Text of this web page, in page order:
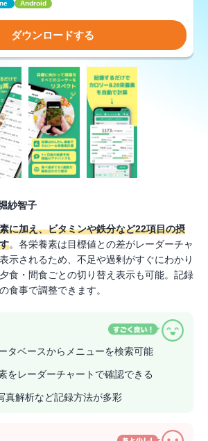
Android
ダウンロードする
紗智子
に加え、ビタミンや鉄分など22項目の摂
。各栄養素は目標値との差がレーダーチャ
示されるため、不足や過剰がすぐにわかり
食・間食ごとの切り替え表示も可能。記録
食事で調整できます。
タベースからメニューを検索可能
をレーダーチャートで確認できる
真解析など記録方法が多彩